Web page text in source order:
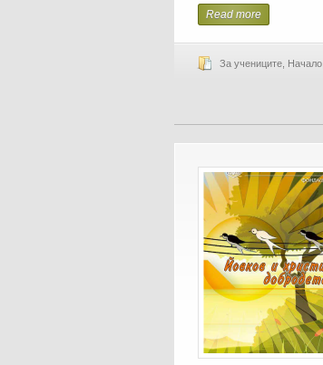
Read more
За учениците Начало